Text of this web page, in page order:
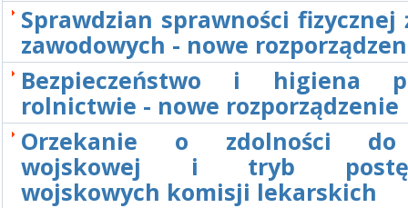
Sprawdzian sprawności fizycznej
zawodowych - nowe
Bezpieczeństwo i higiena
rolnictwie - nowe rozporządzenie
Orzekanie o zdolności do
wojskowej i tryb
wojskowych komisji lekarskich